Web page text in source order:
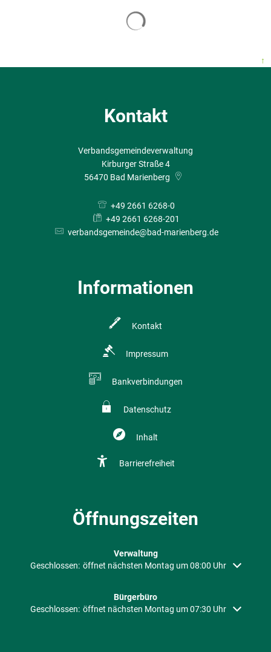
↑
Kontakt
Verbandsgemeindeverwaltung
Kirburger Straße 4
56470 Bad Marienberg
+49 2661 6268-0
+49 2661 6268-201
verbandsgemeinde@bad-marienberg.de
Informationen
Kontakt
Impressum
Bankverbindungen
Datenschutz
Inhalt
Barrierefreiheit
Öffnungszeiten
Verwaltung
Klicken, um weitere Öffnungs- oder Schließzeiten auszublenden
Geschlossen: öffnet nächsten Montag um 08:00 Uhr
Bürgerbüro
Klicken, um weitere Öffnungs- oder Schließzeiten auszublenden
Geschlossen: öffnet nächsten Montag um 07:30 Uhr